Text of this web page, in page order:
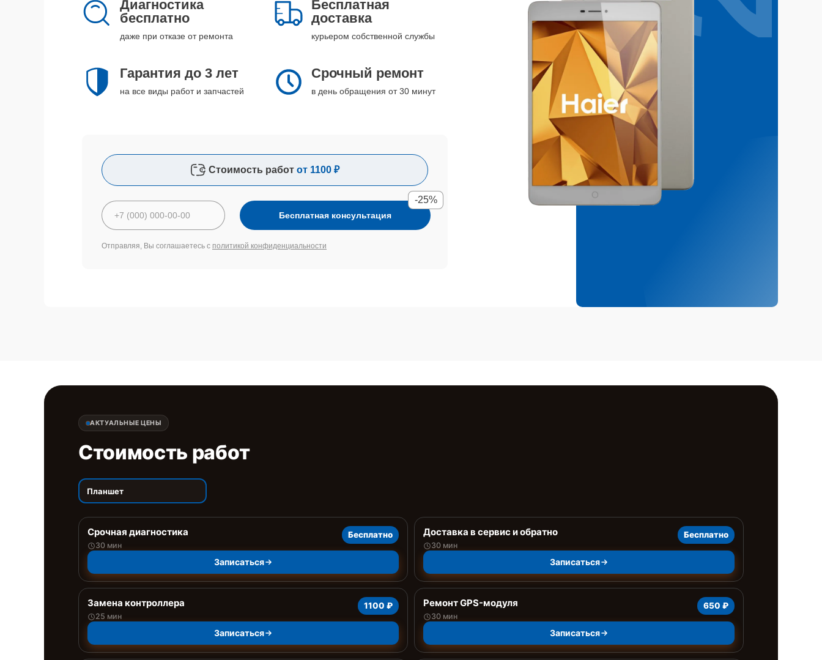
Диагностика
бесплатно
даже при отказе от ремонта
Бесплатная
доставка
курьером собственной службы
Гарантия до 3 лет
на все виды работ и запчастей
Срочный ремонт
в день обращения от 30 минут
Стоимость работ от 1100 ₽
Бесплатная консультация
-25%
Отправляя, Вы соглашаетесь с политикой конфиденциальности
АКТУАЛЬНЫЕ ЦЕНЫ
Стоимость работ
Планшет
Срочная диагностика
30 мин
Бесплатно
Записаться
Доставка в сервис и обратно
30 мин
Бесплатно
Записаться
Замена контроллера
25 мин
1100 ₽
Записаться
Ремонт GPS-модуля
30 мин
650 ₽
Записаться